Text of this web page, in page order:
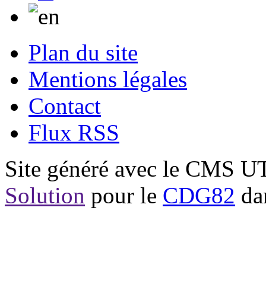
Plan du site
Mentions légales
Contact
Flux RSS
Site généré avec le CMS
Solution pour le CDG82